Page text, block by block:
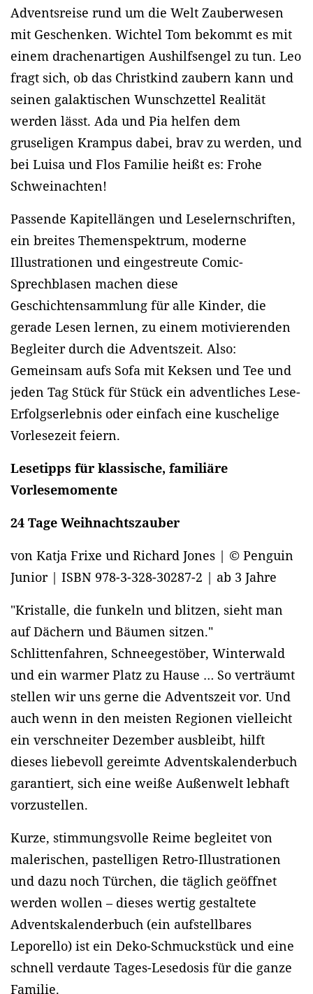
Adventsreise rund um die Welt Zauberwesen
mit Geschenken. Wichtel Tom bekommt es mit
einem drachenartigen Aushilfsengel zu tun. Leo
fragt sich, ob das Christkind zaubern kann und
seinen galaktischen Wunschzettel Realität
werden lässt. Ada und Pia helfen dem
gruseligen Krampus dabei, brav zu werden, und
bei Luisa und Flos Familie heißt es: Frohe
Schweinachten!
Passende Kapitellängen und Leselernschriften,
ein breites Themenspektrum, moderne
Illustrationen und eingestreute Comic-
Sprechblasen machen diese
Geschichtensammlung für alle Kinder, die
gerade Lesen lernen, zu einem motivierenden
Begleiter durch die Adventszeit. Also:
Gemeinsam aufs Sofa mit Keksen und Tee und
jeden Tag Stück für Stück ein adventliches Lese-
Erfolgserlebnis oder einfach eine kuschelige
Vorlesezeit feiern.
Lesetipps für klassische, familiäre
Vorlesemomente
24 Tage Weihnachtszauber
von Katja Frixe und Richard Jones | © Penguin
Junior | ISBN 978-3-328-30287-2 | ab 3 Jahre
"Kristalle, die funkeln und blitzen, sieht man
auf Dächern und Bäumen sitzen."
Schlittenfahren, Schneegestöber, Winterwald
und ein warmer Platz zu Hause … So verträumt
stellen wir uns gerne die Adventszeit vor. Und
auch wenn in den meisten Regionen vielleicht
ein verschneiter Dezember ausbleibt, hilft
dieses liebevoll gereimte Adventskalenderbuch
garantiert, sich eine weiße Außenwelt lebhaft
vorzustellen.
Kurze, stimmungsvolle Reime begleitet von
malerischen, pastelligen Retro-Illustrationen
und dazu noch Türchen, die täglich geöffnet
werden wollen – dieses wertig gestaltete
Adventskalenderbuch (ein aufstellbares
Leporello) ist ein Deko-Schmuckstück und eine
schnell verdaute Tages-Lesedosis für die ganze
Familie.